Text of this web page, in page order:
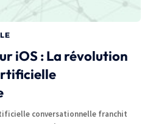
iOS : La révolution
conversationnelle franchit